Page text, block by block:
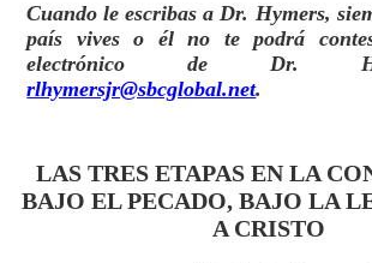
Cuando le escribas a Dr. Hymers,
país vives o él no te podrá
electrónico de Dr.
rlhymersjr@sbcglobal.net.
LAS TRES ETAPAS EN LA
BAJO EL PECADO, BAJO LA
A CRISTO